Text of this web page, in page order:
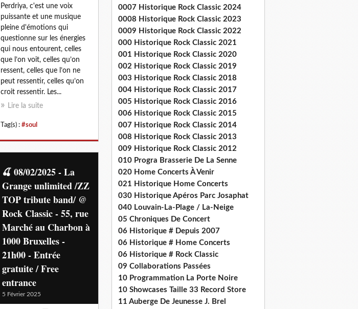
Perdriya, c'est une voix
puissante et une musique
pleine d'émotions qui
questionne sur les énergies
qui nous entourent, celles
que l’on voit, celles qu’on
ressent, celles que l’on ne
peut ressentir, celles qu’on
croit ressentir. Les...
Lire la suite
Tag(s) : #soul
🍒 08/02/2025 - La
Grange unlimited /ZZ
TOP tribute band/ @
Rock Classic - 55, rue
Marché au Charbon à
1000 Bruxelles -
21h00 - Entrée
gratuite / Free
entrance
5 Février 2025
0007 Historique Rock Classic 2024
0008 Historique Rock Classic 2023
0009 Historique Rock Classic 2022
000 Historique Rock Classic 2021
001 Historique Rock Classic 2020
002 Historique Rock Classic 2019
003 Historique Rock Classic 2018
004 Historique Rock Classic 2017
005 Historique Rock Classic 2016
006 Historique Rock Classic 2015
007 Historique Rock Classic 2014
008 Historique Rock Classic 2013
009 Historique Rock Classic 2012
010 Progra Brasserie De La Senne
020 Home Concerts À Venir
021 Historique Home Concerts
030 Historique Apéros Parc Josaphat
040 Louvain-La-Plage / La-Neige
05 Chroniques De Concert
06 Historique # Depuis 2007
06 Historique # Home Concerts
06 Historique # Rock Classic
09 Collaborations Passées
10 Programmation La Porte Noire
10 Showcases Taille 33 Record Store
11 Auberge De Jeunesse J. Brel